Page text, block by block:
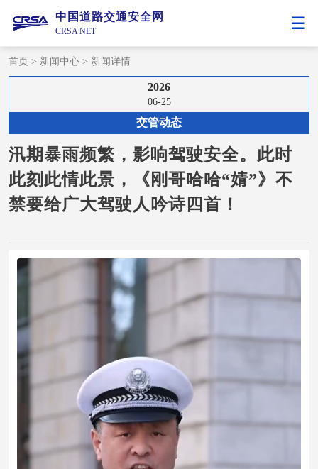
中国道路交通安全网
CRSA NET
首页 > 新闻中心 > 新闻详情
2026
06-25
交管动态
汛期暴雨频繁，影响驾驶安全。此时
此刻此情此景，《刚哥哈哈“婧”》不
禁要给广大驾驶人吟诗四首！